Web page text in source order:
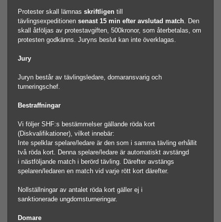
Protester skall lämnas skriftligen till
tävlingsexpeditionen senast 15 min efter avslutad match. Den
skall åtföljas av protestavgiften, 500kronor, som återbetalas, om
protesten godkänns. Juryns beslut kan inte överklagas.
Jury
Juryn består av tävlingsledare, domaransvarig och
turneringschef.
Bestraffningar
Vi följer SHF:s bestämmelser gällande röda kort
(Diskvalifikationer), vilket innebär:
Inte spelklar spelare/ledare är den som i samma tävling erhållit
två röda kort. Denna spelare/ledare är automatiskt avstängd
i nästföljande match i berörd tävling. Därefter avstängs
spelaren/ledaren en match vid varje rött kort därefter.
Nollställningar av antalet röda kort gäller ej i
sanktionerade ungdomsturneringar.
Domare